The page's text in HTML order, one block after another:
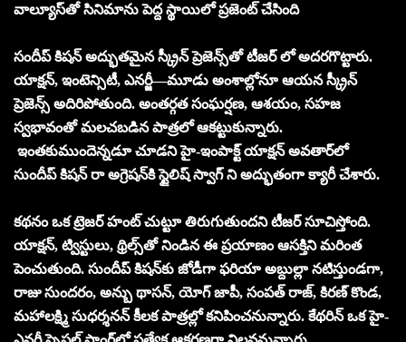
వాల్యూస్‌తో సినిమాను పెద్ద స్థాయిలో ప్రజెంట్ చేసింది
సందీప్ కిషన్ అద్భుతమైన స్క్రీన్ ప్రెజెన్స్‌తో టీజర్‌ లో అదరగొట్టారు.
యాక్షన్, ఇంటెన్సిటీ, ఎనర్జీ—మూడు అంశాల్లోనూ ఆయన స్క్రీన్
ప్రెజెన్స్ అదిరిపోతుంది. అంతర్గత సంఘర్షణ, ఆశయం, సహజ
స్వభావంతో మలచబడిన పాత్రలో ఆకట్టుకున్నారు.
ఇంతకుముందెన్నడూ చూడని హై-ఇంపాక్ట్ యాక్షన్ అవతార్‌లో
సుందీప్ కిషన్ రా అగ్రెషన్‌కి స్టైలిష్ స్వాగ్‌ ని అద్భుతంగా క్యారీ చేశారు.
కథనం ఒక ట్రెజర్ హంట్ చుట్టూ తిరుగుతుందని టీజర్ సూచిస్తోంది.
యాక్షన్, ట్విస్టులు, థ్రిల్స్‌తో నిండిన ఈ ప్రయాణం ఆసక్తిని మరింత
పెంచుతుంది. సుందీప్ కిషన్‌కు జోడీగా ఫరియా అబ్దుల్లా నటిస్తుండగా,
రాజు సుందరం, అన్బు థాసన్, యోగ్ జాపీ, సంపత్ రాజ్, కిరణ్ కొండ,
మహాలక్ష్మి సుధర్శనన్ కీలక పాత్రల్లో కనిపించనున్నారు. కేథరిన్ ఒక హై-